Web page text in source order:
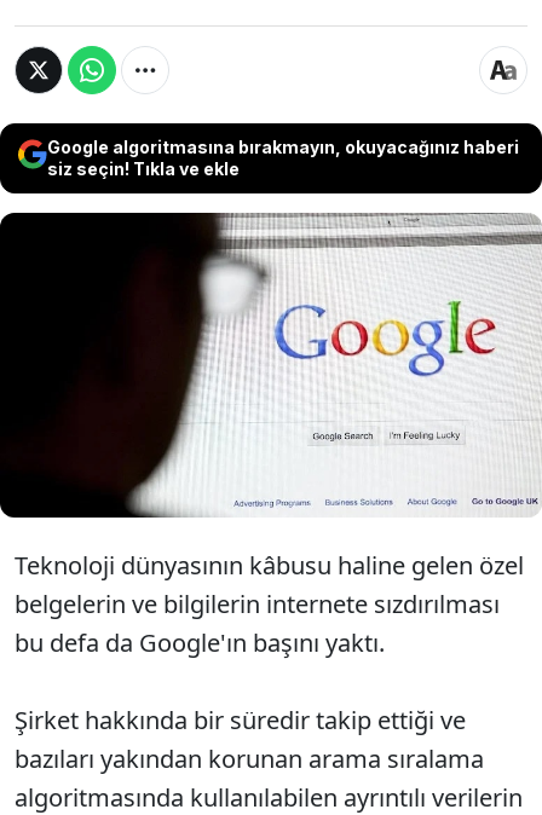
Google algoritmasına bırakmayın, okuyacağınız haberi
siz seçin! Tıkla ve ekle
Google, sonunda sızdırılan yüzlerce sayfalık
belge olduğuna dair iddiaları kabul etti.
Şirket bugün, sızdırılan ve topladığı verilerle
ilgili ayrıntılarla dolu 2.500 dahili belgenin
gerçek olduğunu doğruladı.
Teknoloji dünyasının kâbusu haline gelen özel
belgelerin ve bilgilerin internete sızdırılması
bu defa da Google'ın başını yaktı.
Şirket hakkında bir süredir takip ettiği ve
bazıları yakından korunan arama sıralama
algoritmasında kullanılabilen ayrıntılı verilerin